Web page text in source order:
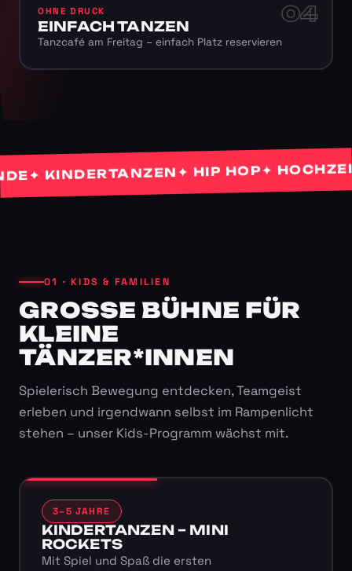
04
OHNE DRUCK
EINFACH TANZEN
Tanzcafé am Freitag – einfach Platz reservieren
KINDERTANZEN✦ HIP HOP ✦
01 · KIDS & FAMILIEN
GROSSE BÜHNE FÜR K
LEINE T
ÄNZER*INNEN
Spielerisch Bewegung entdecken, Teamgeist
erleben und irgendwann selbst im Rampenlicht
stehen – unser Kids-Programm wächst mit.
3–5 JAHRE
KINDERTANZEN – MINI
ROCKETS
Mit Spiel und Spaß die ersten